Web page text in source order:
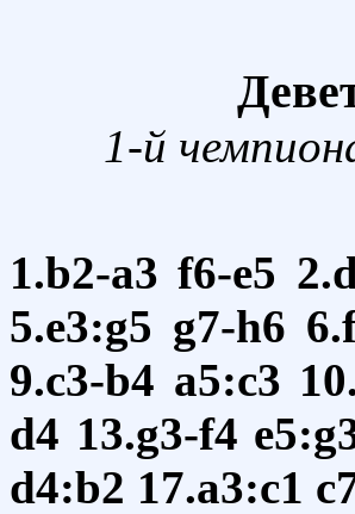
1-й
1.b2-a3 f6-e5
5.e3:g5 g7-h6
9.c3-b4 a5:c3
d4 13.g3-f4
d4:b2 17.a3:c1